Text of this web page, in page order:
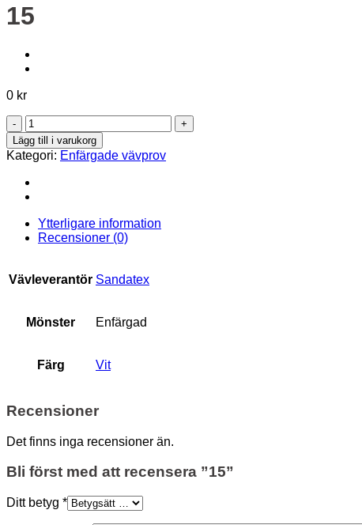
15
0 kr
15
mängd
Lägg till i varukorg
Kategori: Enfärgade vävprov
Ytterligare information
Recensioner (0)
Vävleverantör Sandatex
Mönster Enfärgad
Färg Vit
Recensioner
Det finns inga recensioner än.
Bli först med att recensera ”15”
Ditt betyg *